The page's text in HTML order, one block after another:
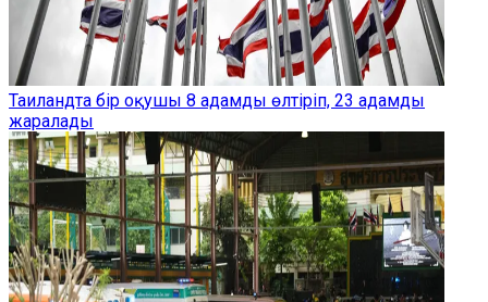
Таиландта бір оқушы 8 адамды өлтіріп, 23 адамды
жаралады